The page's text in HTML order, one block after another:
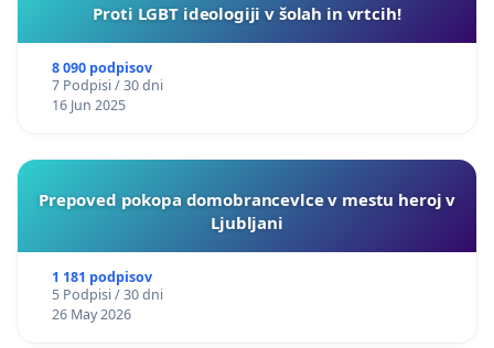
Proti LGBT ideologiji v šolah in vrtcih!
8 090 podpisov
7 Podpisi / 30 dni
16 Jun 2025
Prepoved pokopa domobrancevlce v mestu heroj v
Ljubljani
1 181 podpisov
5 Podpisi / 30 dni
26 May 2026